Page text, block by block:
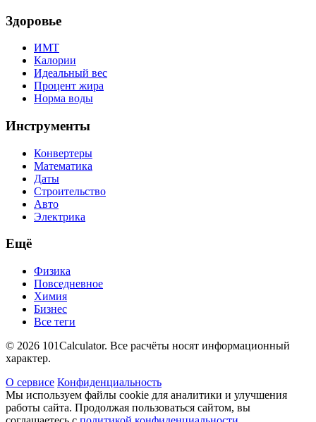
Здоровье
ИМТ
Калории
Идеальный вес
Процент жира
Норма воды
Инструменты
Конвертеры
Математика
Даты
Строительство
Авто
Электрика
Ещё
Физика
Повседневное
Химия
Бизнес
Все теги
© 2026 101Calculator. Все расчёты носят информационный
характер.
О сервисе Конфиденциальность
Мы используем файлы cookie для аналитики и улучшения
работы сайта. Продолжая пользоваться сайтом, вы